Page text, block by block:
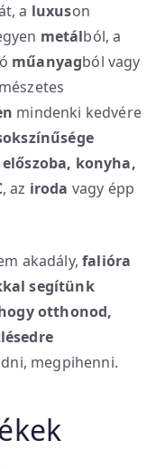
a luxuson
metálból, a
műanyagból vagy
mindenki kedvére
konyha,
, az iroda vagy épp
akadály,falióra
segítünk
otthonod,
megpihenni.